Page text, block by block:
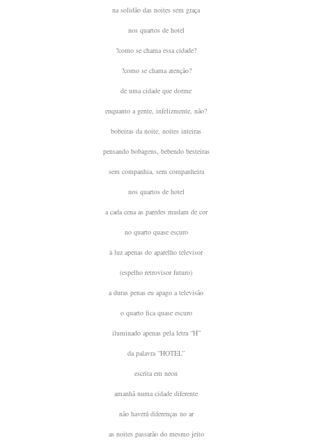
na solidão das noites sem graça
nos quartos de hotel
?como se chama essa cidade?
?como se chama atenção?
de uma cidade que dorme
enquanto a gente, infelizmente, não?
bobeiras da noite, noites inteiras
pensando bobagens, bebendo besteiras
sem companhia, sem companheira
nos quartos de hotel
a cada cena as paredes mudam de cor
no quarto quase escuro
à luz apenas do aparelho televisor
(espelho retrovisor futuro)
a duras penas eu apago a televisão
o quarto fica quase escuro
iluminado apenas pela letra “H”
da palavra “HOTEL”
escrita em neon
amanhã numa cidade diferente
não haverá diferenças no ar
as noites passarão do mesmo jeito